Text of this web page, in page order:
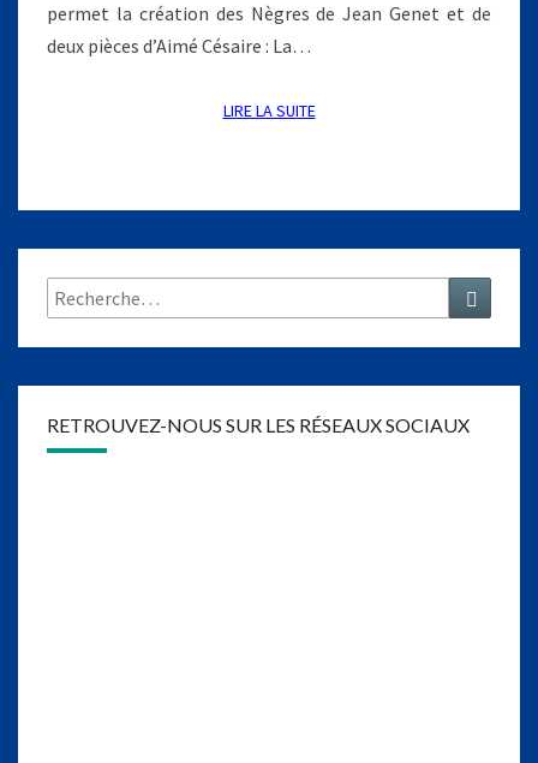
1
9
-
)
permet la création des Nègres de Jean Genet et de
deux pièces d’Aimé Césaire : La…
LIRE LA SUITELIRE LA SUITE
Rechercher :
RETROUVEZ-NOUS SUR LES RÉSEAUX SOCIAUX